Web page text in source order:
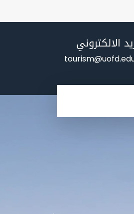
الالكتروني